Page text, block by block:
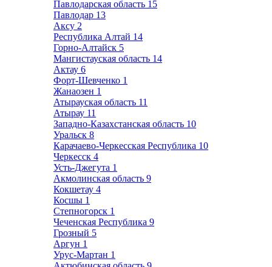
Павлодарская область 15
Павлодар 13
Аксу 2
Республика Алтай 14
Горно-Алтайск 5
Мангистауская область 14
Актау 6
Форт-Шевченко 1
Жанаозен 1
Атырауская область 11
Атырау 11
Западно-Казахстанская область 10
Уральск 8
Карачаево-Черкесская Республика 10
Черкесск 4
Усть-Джегута 1
Акмолинская область 9
Кокшетау 4
Косшы 1
Степногорск 1
Чеченская Республика 9
Грозный 5
Аргун 1
Урус-Мартан 1